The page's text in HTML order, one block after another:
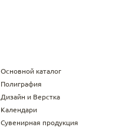
Основной каталог
Полиграфия
Дизайн и Верстка
Календари
Сувенирная продукция